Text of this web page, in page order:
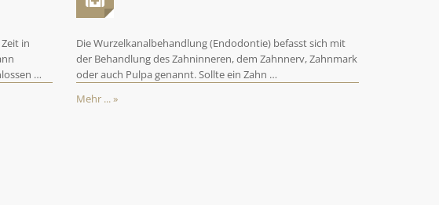
in
…
Die Wurzelkanalbehandlung (Endodontie) befasst sich mit
der Behandlung des Zahninneren, dem Zahnnerv, Zahnmark
oder auch Pulpa genannt. Sollte ein Zahn …
Mehr ... »